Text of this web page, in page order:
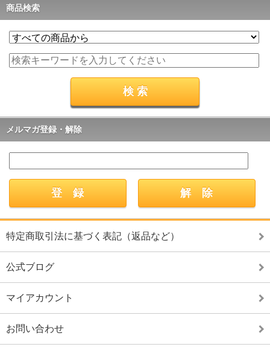
商品検索
メルマガ登録・解除
特定商取引法に基づく表記（返品など）
公式ブログ
マイアカウント
お問い合わせ